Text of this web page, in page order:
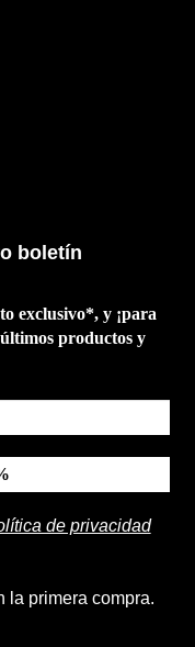
boletín
exclusivo*, y ¡para
productos y
de privacidad
la primera compra.